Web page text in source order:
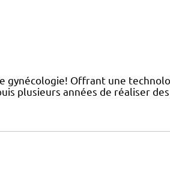
gynécologie! Offrant une
plusieurs années de réaliser